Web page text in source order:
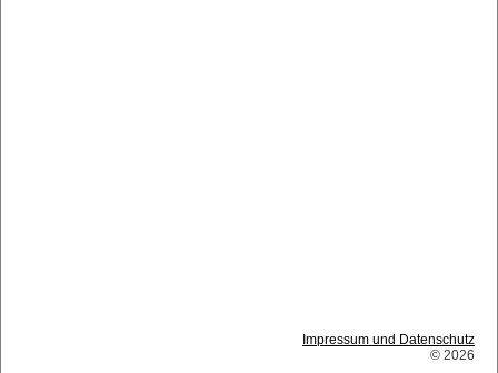
Impressum und Datenschutz
© 2026